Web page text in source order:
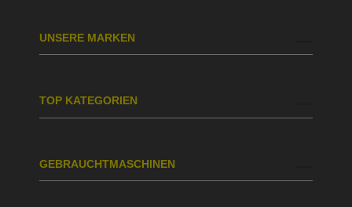
UNSERE MARKEN
TOP KATEGORIEN
GEBRAUCHTMASCHINEN